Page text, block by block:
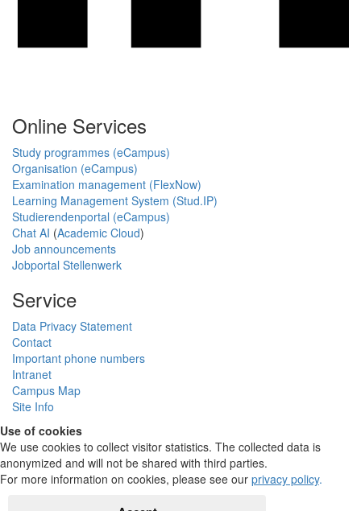
Online Services
Study programmes (eCampus)
Organisation (eCampus)
Examination management (FlexNow)
Learning Management System (Stud.IP)
Studierendenportal (eCampus)
Chat AI (Academic Cloud)
Job announcements
Jobportal Stellenwerk
Service
Data Privacy Statement
Contact
Important phone numbers
Intranet
Campus Map
Site Info
Use of cookies
We use cookies to collect visitor statistics. The collected data is
anonymized and will not be shared with third parties.
For more information on cookies, please see our privacy policy.